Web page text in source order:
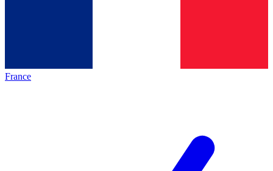
France